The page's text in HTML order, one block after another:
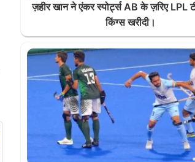
ज़हीर खान ने एंकर स्पोर्ट्स AB के ज़रिए LPL
किंग्स खरीदी।